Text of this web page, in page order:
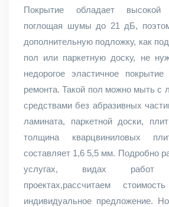
Покрытие обладает высокой
поглощая шумы до 21 дБ,
дополнительную подложку, как
пол или паркетную доску, не
недорогое эластичное
ремонта. Такой пол можно мыть
средствами без абразивных
ламината, паркетной доски,
толщина кварцвиниловых
составляет 1,6 5,5 мм. Подробно
услугах, видах
проектах,рассчитаем
индивидуальное предложение.